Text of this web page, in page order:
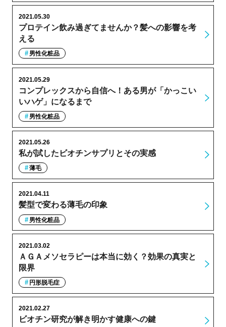
プロテイン飲み過ぎてませんか？髪への影響を考
える
2021.05.30
男性化粧品
コンプレックスから自信へ！ある男が「かっこい
いハゲ」になるまで
2021.05.29
男性化粧品
私が試したビオチンサプリとその実感
2021.05.26
薄毛
髪型で変わる薄毛の印象
2021.04.11
男性化粧品
ＡＧＡメソセラピーは本当に効く？効果の真実と
限界
2021.03.02
円形脱毛症
ビオチン研究が解き明かす健康への鍵
2021.02.27